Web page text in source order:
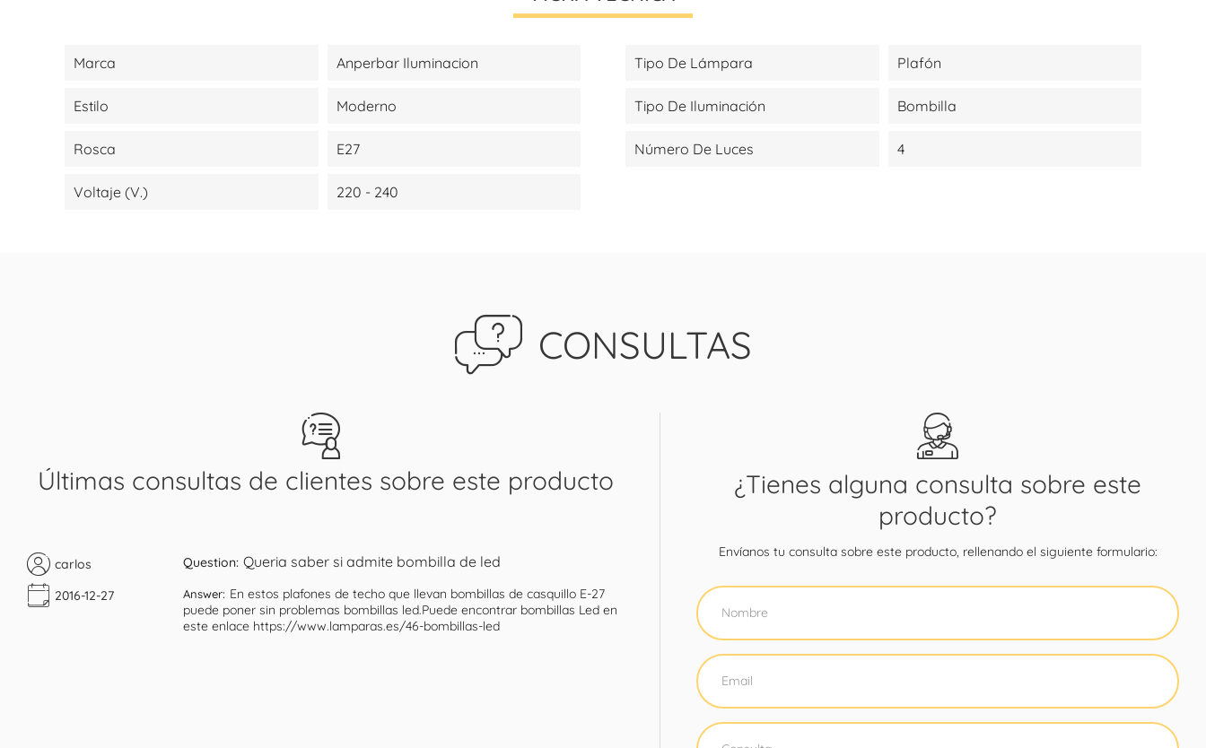
Marca Anperbar Iluminacion Tipo De Lámpara Plafón
Estilo Moderno Tipo De Iluminación Bombilla
Rosca E27 Número De Luces 4
Voltaje (V.) 220 - 240
CONSULTAS
Últimas consultas de clientes sobre este producto
carlos
2016-12-27
Question: Queria saber si admite bombilla de led
Answer: En estos plafones de techo que llevan bombillas de casquillo E-27
puede poner sin problemas bombillas led.Puede encontrar bombillas Led en
este enlace https://www.lamparas.es/46-bombillas-led
¿Tienes alguna consulta sobre este
producto?
Envíanos tu consulta sobre este producto, rellenando el siguiente formulario: